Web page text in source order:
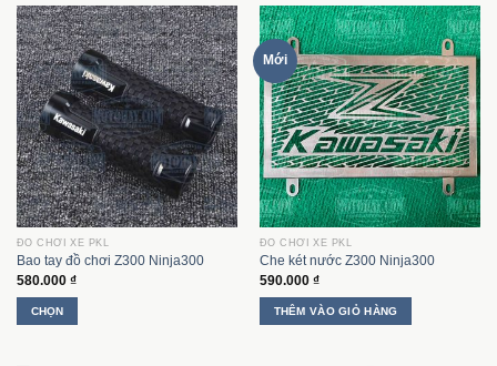
ĐỒ CHƠI XE PKL
Bao tay đồ chơi Z300 Ninja300
580.000 ₫
CHỌN
Mới
ĐỒ CHƠI XE PKL
Che két nước Z300 Ninja300
590.000 ₫
THÊM VÀO GIỎ HÀNG